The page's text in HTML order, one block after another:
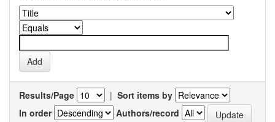
Results/Page | Sort items by
In order
Authors/record